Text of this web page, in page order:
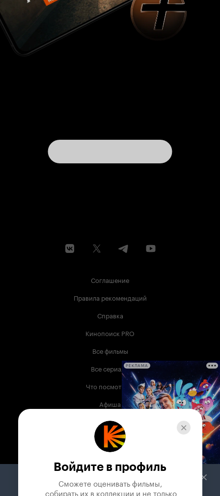
Соглашение
Правила рекомендаций
Справка
Кинопоиск PRO
Все фильмы
Все сериалы
Что посмотреть
Афиша
Музыка
Телепрограмма
Служба поддержки
РЕКЛАМА
Войдите в профиль
Сможете оценивать фильмы,
собирать их в коллекции и не только